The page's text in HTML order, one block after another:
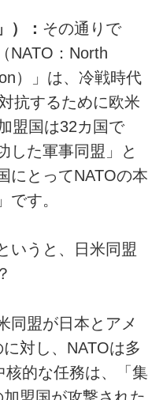
）： その通りで
NATO：North
）」は、冷戦時代
抗するために欧米
盟国は32カ国で
した軍事同盟」と
にとってNATOの本
です。
いうと、日米同盟
同盟が日本とアメ
対し、NATOは多
核的な任務は、「集